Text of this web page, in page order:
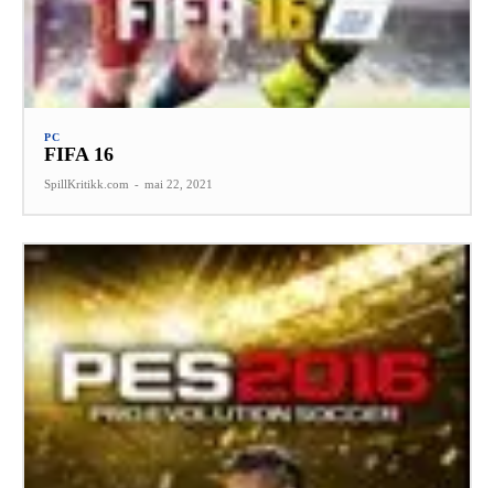
PC
FIFA 16
SpillKritikk.com - mai 22, 2021